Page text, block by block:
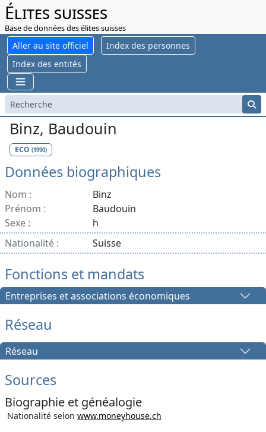
Élites suisses
Base de données des élites suisses
Aller au site officiel
Index des personnes
Index des entités
Binz, Baudouin
ECO (1990)
Données biographiques
Nom :
Binz
Prénom :
Baudouin
Sexe :
h
Nationalité :
Suisse
Fonctions et mandats
Entreprises et associations économiques
Réseau
Réseau
Sources
Biographie et généalogie
Nationalité selon www.moneyhouse.ch